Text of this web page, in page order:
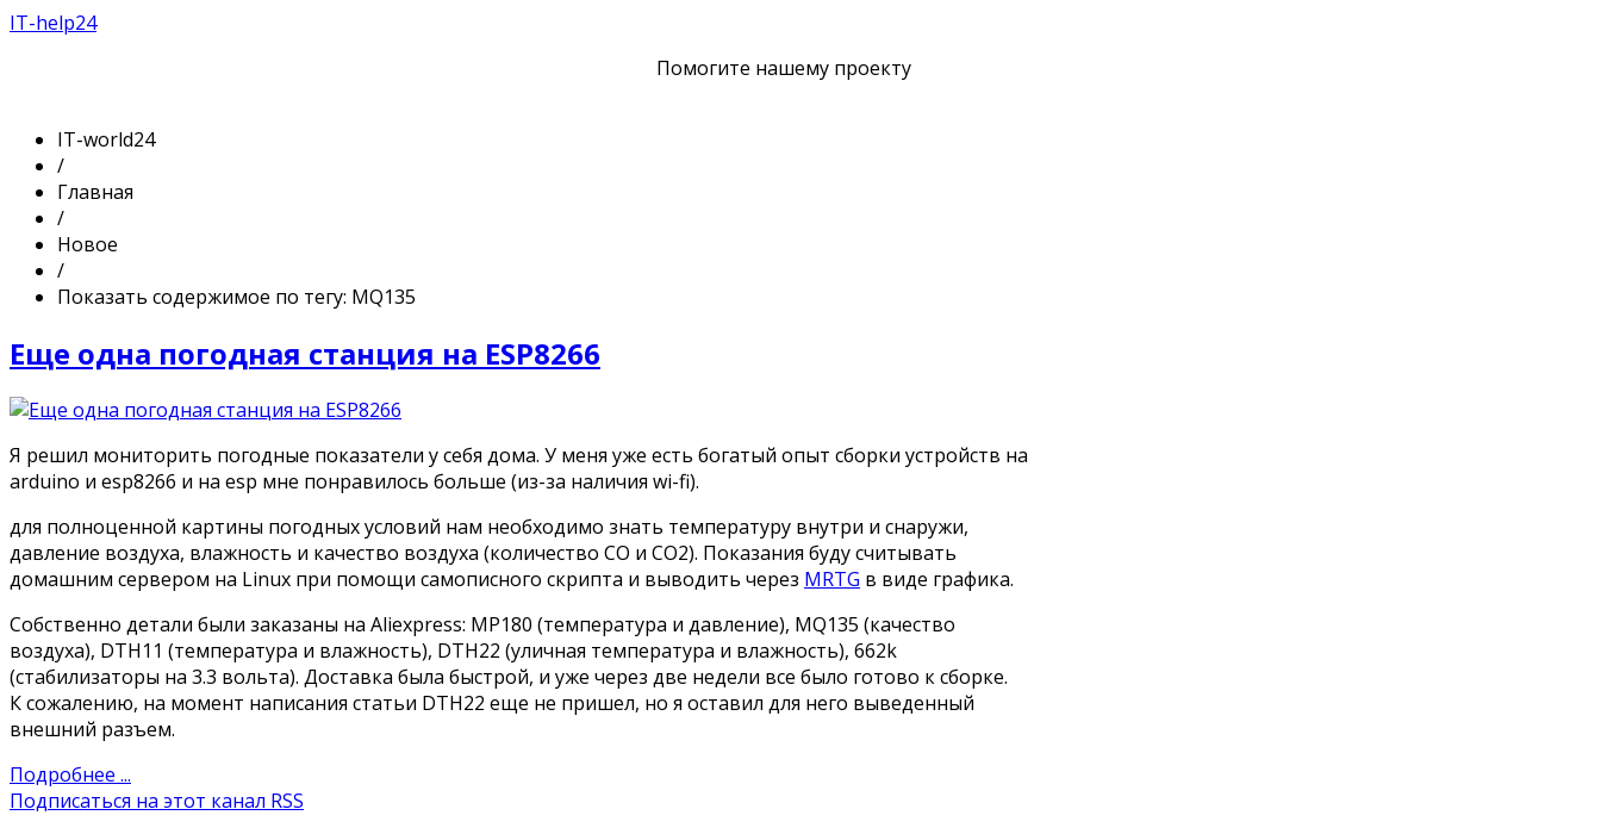
IT-help24
Помогите нашему проекту
IT-world24
/
Главная
/
Новое
/
Показать содержимое по тегу: MQ135
Еще одна погодная станция на ESP8266
Я решил мониторить погодные показатели у себя дома. У меня уже есть богатый опыт сборки устройств на
arduino и esp8266 и на esp мне понравилось больше (из-за наличия wi-fi).
для полноценной картины погодных условий нам необходимо знать температуру внутри и снаружи,
давление воздуха, влажность и качество воздуха (количество CO и CO2). Показания буду считывать
домашним сервером на Linux при помощи самописного скрипта и выводить через MRTG в виде графика.
Собственно детали были заказаны на Aliexpress: MP180 (температура и давление), MQ135 (качество
воздуха), DTH11 (температура и влажность), DTH22 (уличная температура и влажность), 662k
(стабилизаторы на 3.3 вольта). Доставка была быстрой, и уже через две недели все было готово к сборке.
К сожалению, на момент написания статьи DTH22 еще не пришел, но я оставил для него выведенный
внешний разъем.
Подробнее ...
Подписаться на этот канал RSS